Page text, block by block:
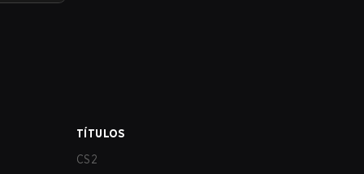
TÍTULOS
CS2